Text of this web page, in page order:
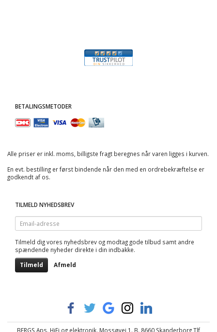
BETALINGSMETODER
Alle priser er inkl. moms, billigste fragt beregnes når varen ligges i kurven.
En evt. bestilling er først bindende når den med en ordrebekræftelse er
godkendt af os.
TILMELD NYHEDSBREV
Email-
adresse
Tilmeld dig vores nyhedsbrev og modtag gode tilbud samt andre
spændende nyheder direkte i din indbakke.
Tilmeld Afmeld
BERGS Aps. HiFi og elektronik. Mossøvej 1. B. 8660 Skanderborg Tlf